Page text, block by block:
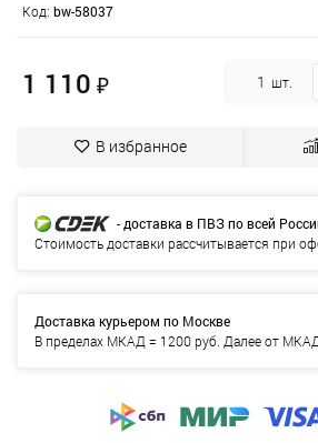
Код: bw-58037
1 110 ₽ шт.
В избранное
- доставка в ПВЗ по всей
Стоимость доставки рассчитывается при
Доставка курьером по Москве
В пределах МКАД = 1200 руб. Далее от